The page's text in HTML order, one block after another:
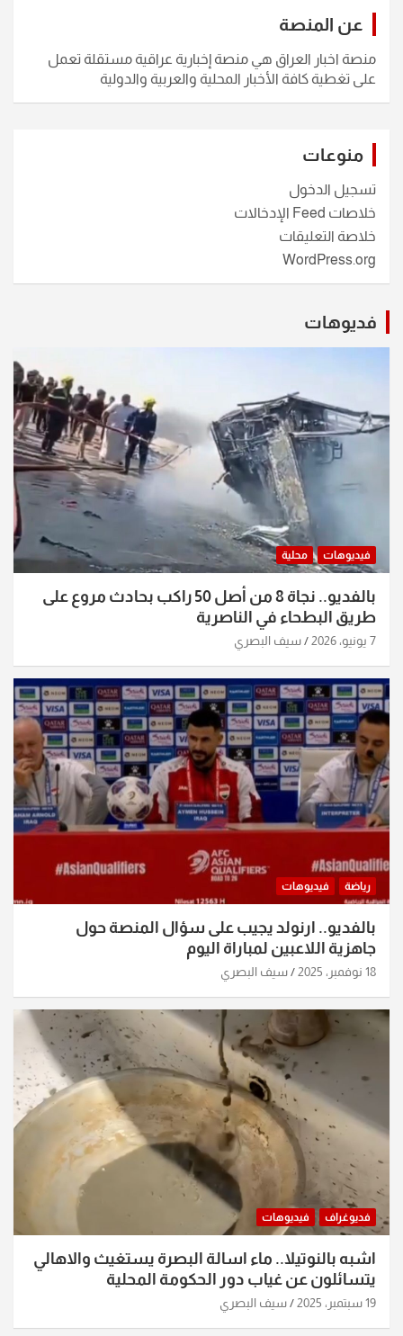
عن المنصة
منصة اخبار العراق هي منصة إخبارية عراقية مستقلة تعمل
على تغطية كافة الأخبار المحلية والعربية والدولية
منوعات
تسجيل الدخول
خلاصات Feed الإدخالات
خلاصة التعليقات
WordPress.org
فديوهات
فيديوهات محلية
بالفديو.. نجاة 8 من أصل 50 راكب بحادث مروع على
طريق البطحاء في الناصرية
7 يونيو، 2026 سيف البصري
رياضة فيديوهات
بالفديو.. ارنولد يجيب على سؤال المنصة حول
جاهزية اللاعبين لمباراة اليوم
18 نوفمبر، 2025 سيف البصري
فديوغراف فيديوهات
اشبه بالنوتيلا.. ماء اسالة البصرة يستغيث والاهالي
يتسائلون عن غياب دور الحكومة المحلية
19 سبتمبر، 2025 سيف البصري